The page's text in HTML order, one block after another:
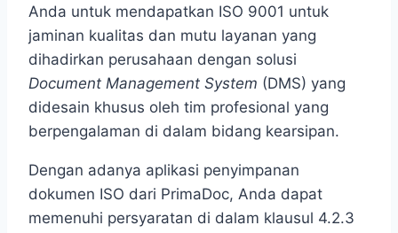
Anda untuk mendapatkan ISO 9001 untuk
jaminan kualitas dan mutu layanan yang
dihadirkan perusahaan dengan solusi
Document Management System (DMS) yang
didesain khusus oleh tim profesional yang
berpengalaman di dalam bidang kearsipan.
Dengan adanya aplikasi penyimpanan
dokumen ISO dari PrimaDoc, Anda dapat
memenuhi persyaratan di dalam klausul 4.2.3